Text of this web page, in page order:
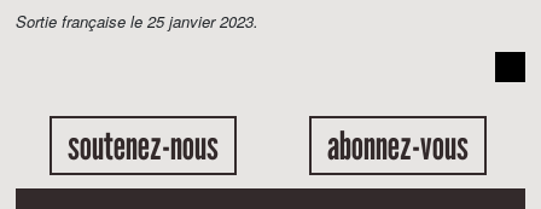
Sortie française le 25 janvier 2023.
soutenez-nous abonnez-vous